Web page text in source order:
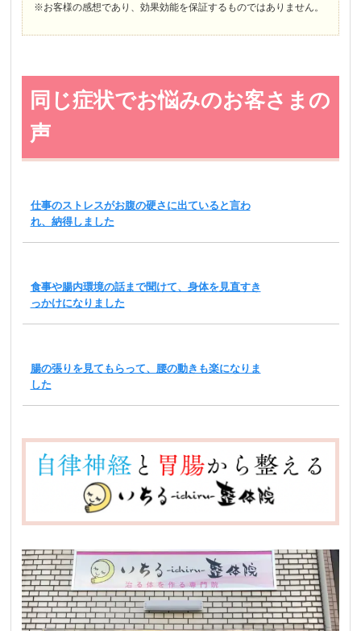
※お客様の感想であり、効果効能を保証するものではありません。
同じ症状でお悩みのお客さまの
声
仕事のストレスがお腹の硬さに出ていると言わ
れ、納得しました
食事や腸内環境の話まで聞けて、身体を見直すき
っかけになりました
腸の張りを見てもらって、腰の動きも楽になりま
した